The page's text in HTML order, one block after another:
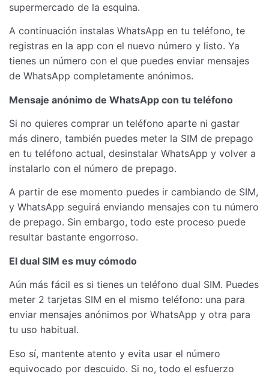
supermercado de la esquina.
A continuación instalas WhatsApp en tu teléfono, te
registras en la app con el nuevo número y listo. Ya
tienes un número con el que puedes enviar mensajes
de WhatsApp completamente anónimos.
Mensaje anónimo de WhatsApp con tu teléfono
Si no quieres comprar un teléfono aparte ni gastar
más dinero, también puedes meter la SIM de prepago
en tu teléfono actual, desinstalar WhatsApp y volver a
instalarlo con el número de prepago.
A partir de ese momento puedes ir cambiando de SIM,
y WhatsApp seguirá enviando mensajes con tu número
de prepago. Sin embargo, todo este proceso puede
resultar bastante engorroso.
El dual SIM es muy cómodo
Aún más fácil es si tienes un teléfono dual SIM. Puedes
meter 2 tarjetas SIM en el mismo teléfono: una para
enviar mensajes anónimos por WhatsApp y otra para
tu uso habitual.
Eso sí, mantente atento y evita usar el número
equivocado por descuido. Si no, todo el esfuerzo